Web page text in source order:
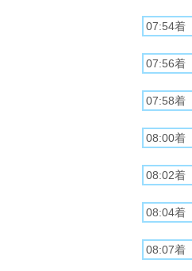
07:54着
07:56着
07:58着
08:00着
08:02着
08:04着
08:07着